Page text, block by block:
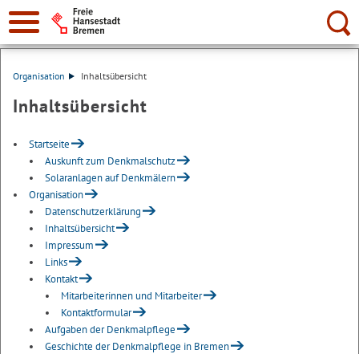
Suche:
Organisation Inhaltsübersicht
Inhaltsübersicht
Startseite
Auskunft zum Denkmalschutz
Solaranlagen auf Denkmälern
Organisation
Datenschutzerklärung
Inhaltsübersicht
Impressum
Links
Kontakt
Mitarbeiterinnen und Mitarbeiter
Kontaktformular
Aufgaben der Denkmalpflege
Geschichte der Denkmalpflege in Bremen